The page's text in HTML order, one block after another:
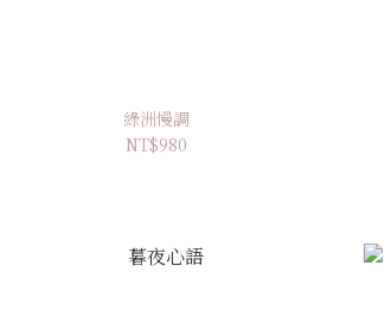
綠洲慢調
NT$980